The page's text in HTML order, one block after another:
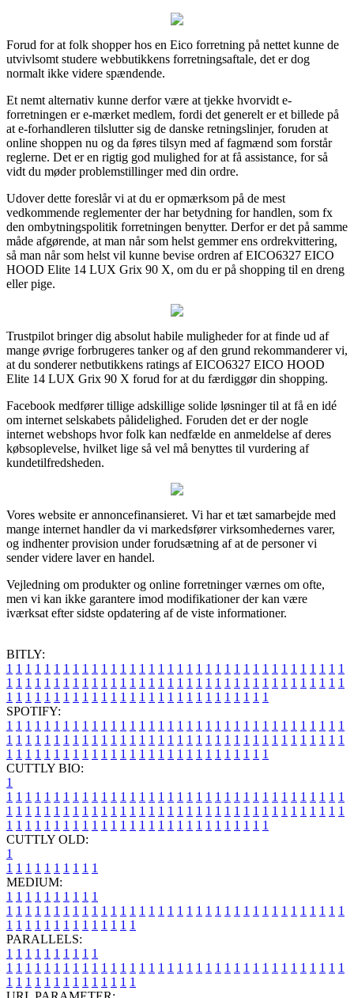
Forud for at folk shopper hos en Eico forretning på nettet kunne de
utvivlsomt studere webbutikkens forretningsaftale, det er dog
normalt ikke videre spændende.
Et nemt alternativ kunne derfor være at tjekke hvorvidt e-
forretningen er e-mærket medlem, fordi det generelt er et billede på
at e-forhandleren tilslutter sig de danske retningslinjer, foruden at
online shoppen nu og da føres tilsyn med af fagmænd som forstår
reglerne. Det er en rigtig god mulighed for at få assistance, for så
vidt du møder problemstillinger med din ordre.
Udover dette foreslår vi at du er opmærksom på de mest
vedkommende reglementer der har betydning for handlen, som fx
den ombytningspolitik forretningen benytter. Derfor er det på samme
måde afgørende, at man når som helst gemmer ens ordrekvittering,
så man når som helst vil kunne bevise ordren af EICO6327 EICO
HOOD Elite 14 LUX Grix 90 X, om du er på shopping til en dreng
eller pige.
Trustpilot bringer dig absolut habile muligheder for at finde ud af
mange øvrige forbrugeres tanker og af den grund rekommanderer vi,
at du sonderer netbutikkens ratings af EICO6327 EICO HOOD
Elite 14 LUX Grix 90 X forud for at du færdiggør din shopping.
Facebook medfører tillige adskillige solide løsninger til at få en idé
om internet selskabets pålidelighed. Foruden det er der nogle
internet webshops hvor folk kan nedfælde en anmeldelse af deres
købsoplevelse, hvilket lige så vel må benyttes til vurdering af
kundetilfredsheden.
Vores website er annoncefinansieret. Vi har et tæt samarbejde med
mange internet handler da vi markedsfører virksomhedernes varer,
og indhenter provision under forudsætning af at de personer vi
sender videre laver en handel.
Vejledning om produkter og online forretninger værnes om ofte,
men vi kan ikke garantere imod modifikationer der kan være
iværksat efter sidste opdatering af de viste informationer.
BITLY:
1 1 1 1 1 1 1 1 1 1 1 1 1 1 1 1 1 1 1 1 1 1 1 1 1 1 1 1 1 1 1 1 1 1 1 1
1 1 1 1 1 1 1 1 1 1 1 1 1 1 1 1 1 1 1 1 1 1 1 1 1 1 1 1 1 1 1 1 1 1 1 1
1 1 1 1 1 1 1 1 1 1 1 1 1 1 1 1 1 1 1 1 1 1 1 1 1 1 1 1
SPOTIFY:
1 1 1 1 1 1 1 1 1 1 1 1 1 1 1 1 1 1 1 1 1 1 1 1 1 1 1 1 1 1 1 1 1 1 1 1
1 1 1 1 1 1 1 1 1 1 1 1 1 1 1 1 1 1 1 1 1 1 1 1 1 1 1 1 1 1 1 1 1 1 1 1
1 1 1 1 1 1 1 1 1 1 1 1 1 1 1 1 1 1 1 1 1 1 1 1 1 1 1 1
CUTTLY BIO:
1
1 1 1 1 1 1 1 1 1 1 1 1 1 1 1 1 1 1 1 1 1 1 1 1 1 1 1 1 1 1 1 1 1 1 1 1
1 1 1 1 1 1 1 1 1 1 1 1 1 1 1 1 1 1 1 1 1 1 1 1 1 1 1 1 1 1 1 1 1 1 1 1
1 1 1 1 1 1 1 1 1 1 1 1 1 1 1 1 1 1 1 1 1 1 1 1 1 1 1 1
CUTTLY OLD:
1
1 1 1 1 1 1 1 1 1 1
MEDIUM:
1 1 1 1 1 1 1 1 1 1
1 1 1 1 1 1 1 1 1 1 1 1 1 1 1 1 1 1 1 1 1 1 1 1 1 1 1 1 1 1 1 1 1 1 1 1
1 1 1 1 1 1 1 1 1 1 1 1 1 1
PARALLELS:
1 1 1 1 1 1 1 1 1 1
1 1 1 1 1 1 1 1 1 1 1 1 1 1 1 1 1 1 1 1 1 1 1 1 1 1 1 1 1 1 1 1 1 1 1 1
1 1 1 1 1 1 1 1 1 1 1 1 1 1